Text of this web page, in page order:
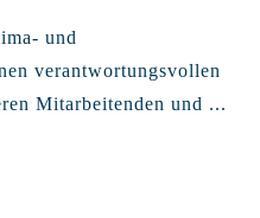
und
verantwortungsvollen
Mitarbeitenden und ...